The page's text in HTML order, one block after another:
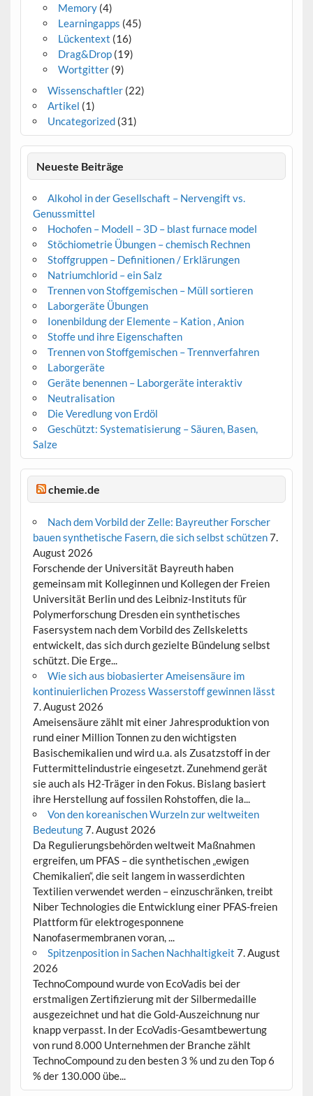
Memory(4)
Learningapps (45)
Lückentext (16)
Drag&Drop(19)
Wortgitter(9)
Wissenschaftler(22)
Artikel (1)
Uncategorized(31)
Neueste Beiträge
Alkohol in der Gesellschaft – Nervengift vs.
Genussmittel
Hochofen – Modell – 3D – blast furnace model
Stöchiometrie Übungen – chemisch Rechnen
Stoffgruppen – Definitionen / Erklärungen
Natriumchlorid – ein Salz
Trennen von Stoffgemischen – Müll sortieren
Laborgeräte Übungen
Ionenbildung der Elemente – Kation , Anion
Stoffe und ihre Eigenschaften
Trennen von Stoffgemischen – Trennverfahren
Laborgeräte
Geräte benennen – Laborgeräte interaktiv
Neutralisation
Die Veredlung von Erdöl
Geschützt: Systematisierung – Säuren, Basen,
Salze
chemie.de
Nach dem Vorbild der Zelle: Bayreuther Forscher
bauen synthetische Fasern, die sich selbst schützen7.
August 2026
Forschende der Universität Bayreuth haben
gemeinsam mit Kolleginnen und Kollegen der Freien
Universität Berlin und des Leibniz-Instituts für
Polymerforschung Dresden ein synthetisches
Fasersystem nach dem Vorbild des Zellskeletts
entwickelt, das sich durch gezielte Bündelung selbst
schützt. Die Erge...
Wie sich aus biobasierter Ameisensäure im
kontinuierlichen Prozess Wasserstoff gewinnen lässt
7. August 2026
Ameisensäure zählt mit einer Jahresproduktion von
rund einer Million Tonnen zu den wichtigsten
Basischemikalien und wird u.a. als Zusatzstoff in der
Futtermittelindustrie eingesetzt. Zunehmend gerät
sie auch als H2-Träger in den Fokus. Bislang basiert
ihre Herstellung auf fossilen Rohstoffen, die la...
Von den koreanischen Wurzeln zur weltweiten
Bedeutung7. August 2026
Da Regulierungsbehörden weltweit Maßnahmen
ergreifen, um PFAS – die synthetischen „ewigen
Chemikalien“, die seit langem in wasserdichten
Textilien verwendet werden – einzuschränken, treibt
Niber Technologies die Entwicklung einer PFAS-freien
Plattform für elektrogesponnene
Nanofasermembranen voran, ...
Spitzenposition in Sachen Nachhaltigkeit 7. August
2026
TechnoCompound wurde von EcoVadis bei der
erstmaligen Zertifizierung mit der Silbermedaille
ausgezeichnet und hat die Gold-Auszeichnung nur
knapp verpasst. In der EcoVadis-Gesamtbewertung
von rund 8.000 Unternehmen der Branche zählt
TechnoCompound zu den besten 3 % und zu den Top 6
% der 130.000 übe...